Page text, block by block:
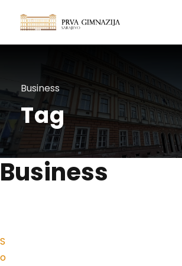
Business
Tag
Business
S
o